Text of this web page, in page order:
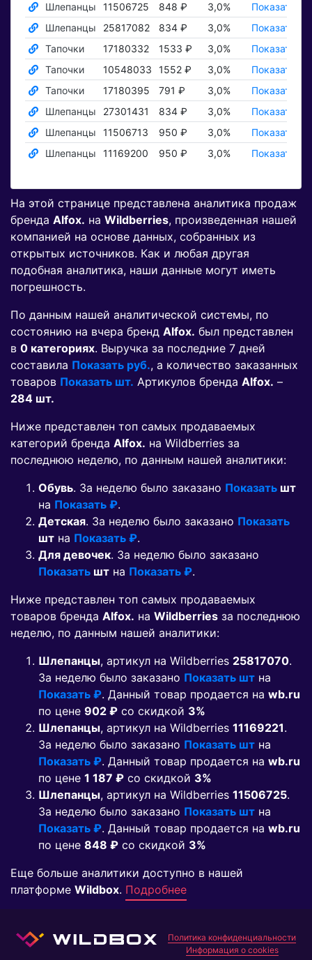
Шлепанцы
11506725 848 ₽ 3,0% Показать ₽
Шлепанцы
25817082 834 ₽ 3,0% Показать ₽
Тапочки
17180332 1533 ₽ 3,0% Показать ₽
Тапочки
10548033 1552 ₽ 3,0% Показать ₽
Тапочки
17180395 791 ₽ 3,0% Показать ₽
Шлепанцы
27301431 834 ₽ 3,0% Показать ₽
Шлепанцы
11506713 950 ₽ 3,0% Показать ₽
Шлепанцы
11169200 950 ₽ 3,0% Показать ₽
На этой странице представлена аналитика продаж
бренда Alfox. на Wildberries, произведенная нашей
компанией на основе данных, собранных из
открытых источников. Как и любая другая
подобная аналитика, наши данные могут иметь
погрешность.
По данным нашей аналитической системы, по
состоянию на вчера бренд Alfox. был представлен
в 0 категориях. Выручка за последние 7 дней
составила Показать руб., а количество заказанных
товаров Показать шт. Артикулов бренда Alfox. –
284 шт.
Ниже представлен топ самых продаваемых
категорий бренда Alfox. на Wildberries за
последнюю неделю, по данным нашей аналитики:
Обувь. За неделю было заказано Показать шт
на Показать ₽.
Детская. За неделю было заказано Показать
шт на Показать ₽.
Для девочек. За неделю было заказано
Показать шт на Показать ₽.
Ниже представлен топ самых продаваемых
товаров бренда Alfox. на Wildberries за последнюю
неделю, по данным нашей аналитики:
Шлепанцы, артикул на Wildberries 25817070.
За неделю было заказано Показать шт на
Показать ₽. Данный товар продается на wb.ru
по цене 902 ₽ co скидкой 3%
Шлепанцы, артикул на Wildberries 11169221.
За неделю было заказано Показать шт на
Показать ₽. Данный товар продается на wb.ru
по цене 1 187 ₽ co скидкой 3%
Шлепанцы, артикул на Wildberries 11506725.
За неделю было заказано Показать шт на
Показать ₽. Данный товар продается на wb.ru
по цене 848 ₽ co скидкой 3%
Еще больше аналитики доступно в нашей
платформе Wildbox. Подробнее
Политика конфиденциальности
Информация о cookies